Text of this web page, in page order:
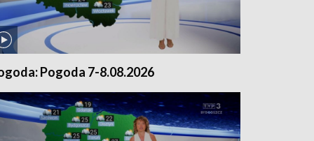
Pogoda 7-8.08.2026